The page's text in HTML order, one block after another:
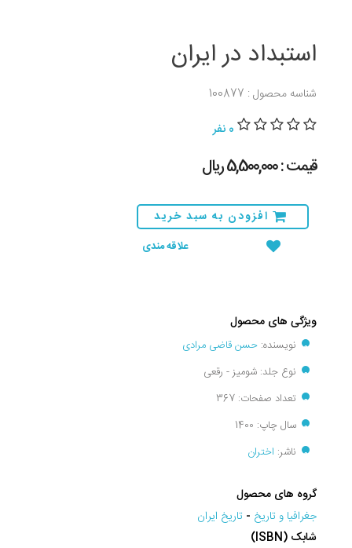
استبداد در ایران
شناسه محصول : 100877
0 نفر
قیمت : 5,500,000 ريال
افزودن به سبد خرید
علاقه مندی
ویژگی های محصول
نویسنده: حسن قاضی مرادی
نوع جلد: شومیز - رقعی
تعداد صفحات: 367
سال چاپ: 1400
ناشر: اختران
گروه های محصول
جغرافيا و تاريخ - تاریخ ایران
شابک (ISBN)